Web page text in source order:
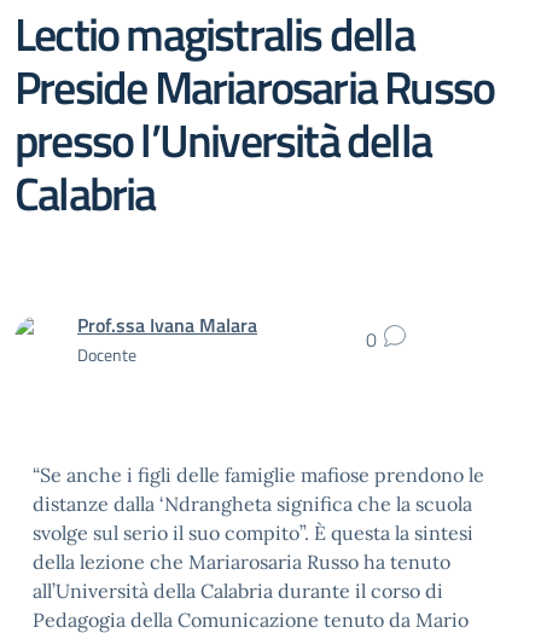
Lectio magistralis della
Preside Mariarosaria Russo
presso l’Università della
Calabria
Prof.ssa Ivana Malara
Docente 0
“Se anche i figli delle famiglie mafiose prendono le
distanze dalla ‘Ndrangheta significa che la scuola
svolge sul serio il suo compito”. È questa la sintesi
della lezione che Mariarosaria Russo ha tenuto
all’Università della Calabria durante il corso di
Pedagogia della Comunicazione tenuto da Mario